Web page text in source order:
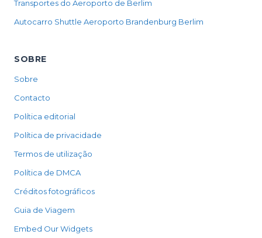
Transportes do Aeroporto de Berlim
Autocarro Shuttle Aeroporto Brandenburg Berlim
SOBRE
Sobre
Contacto
Política editorial
Política de privacidade
Termos de utilização
Política de DMCA
Créditos fotográficos
Guia de Viagem
Embed Our Widgets